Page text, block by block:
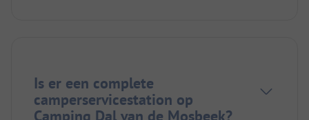
Is er een complete
camperservicestation op
Camping Dal van de Mosbeek?